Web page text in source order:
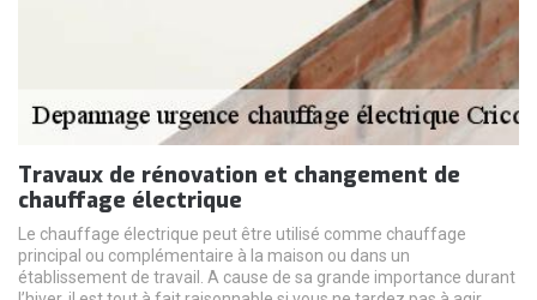
Travaux de rénovation et changement de
chauffage électrique
Le chauffage électrique peut être utilisé comme chauffage
principal ou complémentaire à la maison ou dans un
établissement de travail. A cause de sa grande importance durant